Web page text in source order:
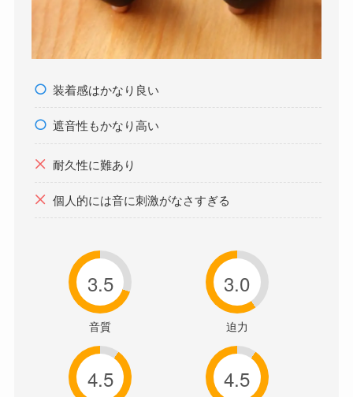
装着感はかなり良い
遮音性もかなり高い
耐久性に難あり
個人的には音に刺激がなさすぎる
3.5
音質
3.0
迫力
4.5 4.5